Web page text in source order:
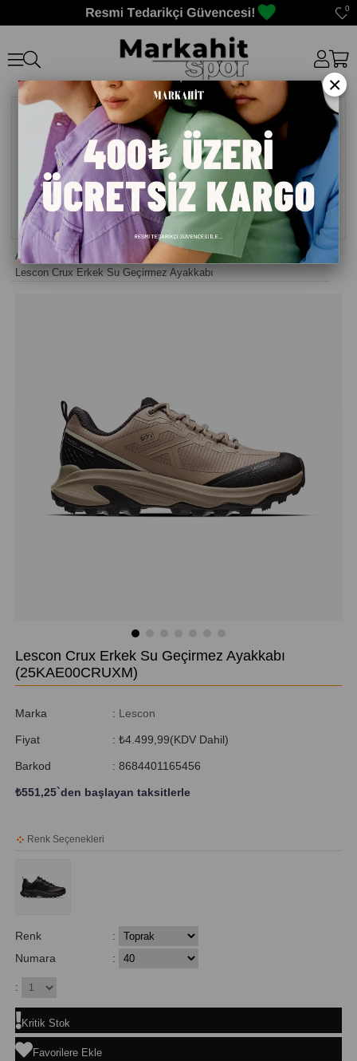
0
Anasayfa> Erkek Outdoor Ayakkabısı >
Lescon Crux Erkek Su Geçirmez Ayakkabı
Lescon Crux Erkek Su Geçirmez Ayakkabı
(25KAE00CRUXM)
Marka : Lescon
Fiyat : ₺4.499,99(KDV Dahil)
Barkod : 8684401165456
₺551,25`den başlayan taksitlerle
Renk Seçenekleri
Renk
:
Numara
:
:
Kritik Stok
Favorilere Ekle
×